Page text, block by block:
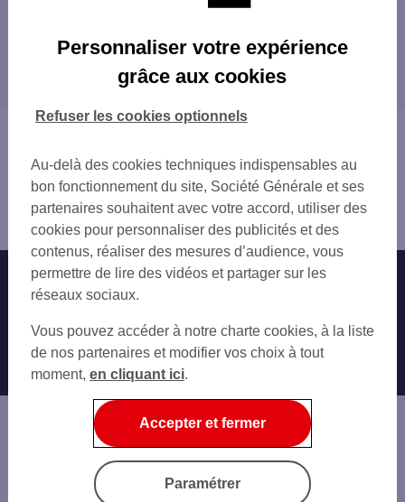
GAILLARD
Les agences SG PRO dans les départements
39 JURA
71 SAÔNE-ET-LOIRE
73 SAVOIE
74 HAUTE-SAVOIE
Nos engagements Nous contacter
Autres sites SG
Professionnels
Entreprises
Associations
Banque privée
Economie Publique
Informations légales
Personnaliser votre expérience
grâce aux cookies
Au-delà des cookies techniques indispensables au
bon fonctionnement du site, Société Générale et ses
partenaires souhaitent avec votre accord, utiliser des
cookies pour personnaliser des publicités et des
contenus, réaliser des mesures d’audience, vous
permettre de lire des vidéos et partager sur les
réseaux sociaux.
Vous pouvez accéder à notre charte cookies, à la liste
de nos partenaires et modifier vos choix à tout
moment, en cliquant ici.
Refuser les cookies optionnels
Accepter et fermer
Paramétrer